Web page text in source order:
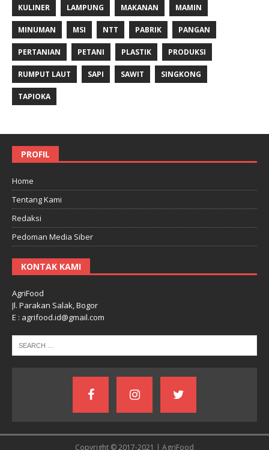
KULINER LAMPUNG MAKANAN MAMIN
MINUMAN MSI NTT PABRIK PANGAN
PERTANIAN PETANI PLASTIK PRODUKSI
RUMPUT LAUT SAPI SAWIT SINGKONG
TAPIOKA
PROFIL
Home
Tentang Kami
Redaksi
Pedoman Media Siber
KONTAK KAMI
AgriFood
Jl. Parakan Salak, Bogor
E : agrifood.id@gmail.com
Copyright © 2017-2021 | AgriFood